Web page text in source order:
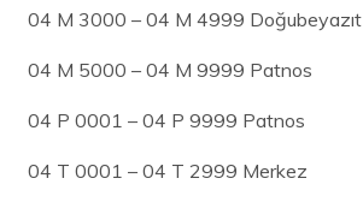
04 M 3000 – 04 M 4999 Doğubeyazıt
04 M 5000 – 04 M 9999 Patnos
04 P 0001 – 04 P 9999 Patnos
04 T 0001 – 04 T 2999 Merkez